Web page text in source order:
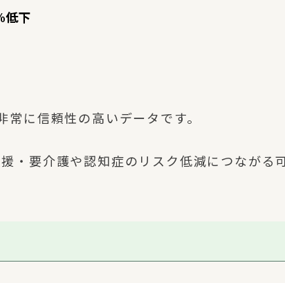
低下
に信頼性の高いデータです。
・要介護や認知症のリスク低減につながる